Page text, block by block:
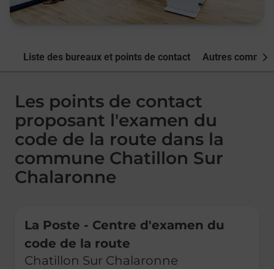
Liste des bureaux et points de contact Autres
Les points de contact
proposant l'examen du
code de la route dans la
commune Chatillon Sur
Chalaronne
La Poste - Centre d'examen du
code de la route
Chatillon Sur Chalaronne